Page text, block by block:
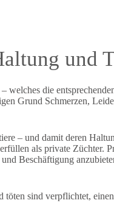
und
welches die
Grund Schmerzen,
– und damit deren
als private
Beschäftigung
sind verpflichtet,